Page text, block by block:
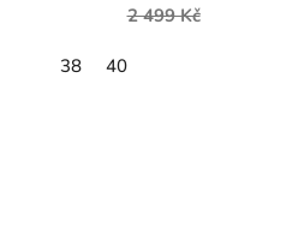
2 499 Kč
38 40